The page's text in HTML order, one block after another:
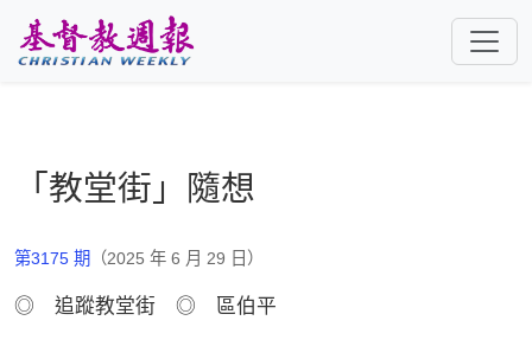
「教堂街」隨想
第3175 期 （2025 年 6 月 29 日）
◎ 追蹤教堂街 ◎ 區伯平